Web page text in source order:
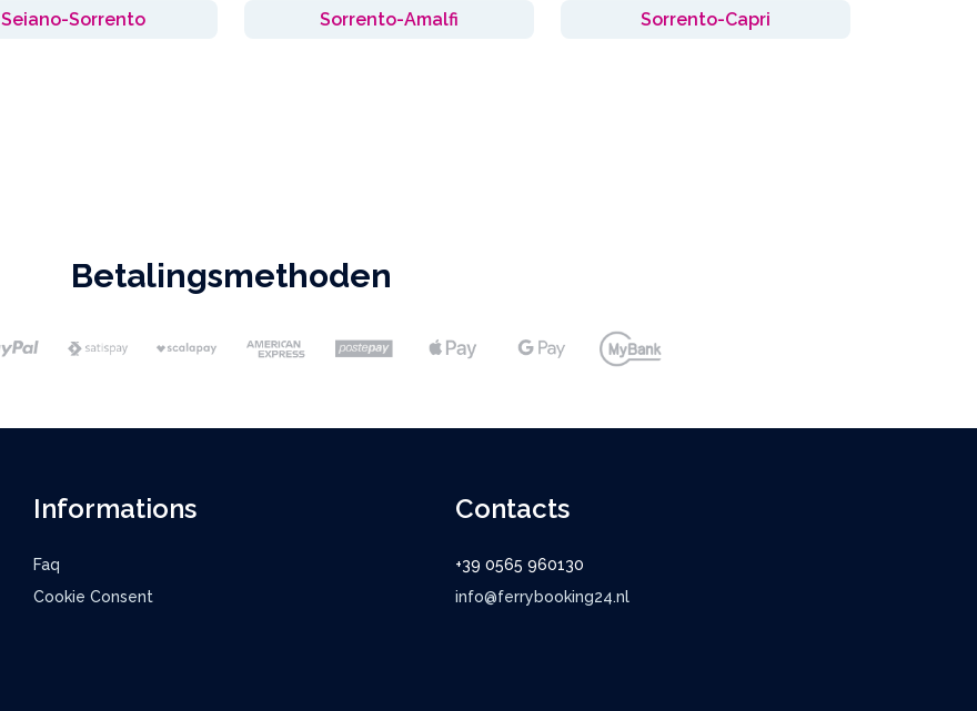
Seiano-Sorrento Sorrento-Amalfi Sorrento-Capri
Betalingsmethoden
Informations
Faq
Cookie Consent
Contacts
+39 0565 960130
info@ferrybooking24.nl